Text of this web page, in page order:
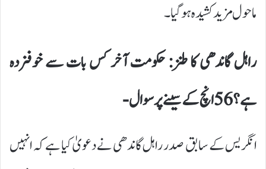
ماحول مزید کشیدہ ہو گیا۔
راہل گاندھی کا طنز: حکومت آخر کس بات سے خوفزدہ
ہے؟ 56 انچ کے سینے پر سوال-
انگریس کے سابق صدر راہل گاندھی نے دعویٰ کیا ہے کہ انہیں